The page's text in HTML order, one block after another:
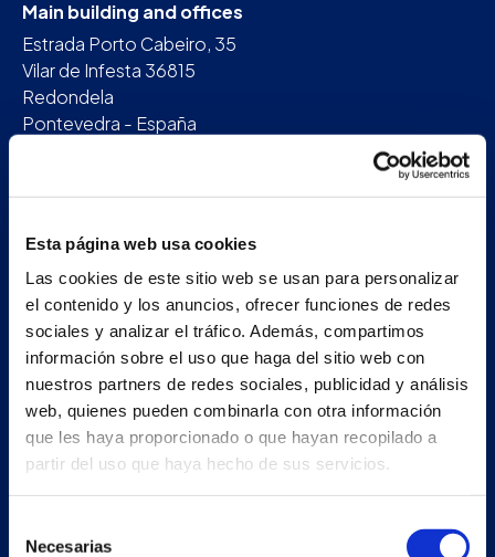
Esta página web usa cookies
Las cookies de este sitio web se usan para personalizar
el contenido y los anuncios, ofrecer funciones de redes
sociales y analizar el tráfico. Además, compartimos
información sobre el uso que haga del sitio web con
nuestros partners de redes sociales, publicidad y análisis
web, quienes pueden combinarla con otra información
que les haya proporcionado o que hayan recopilado a
partir del uso que haya hecho de sus servicios.
Necesarias
Main building and offices
Estrada Porto Cabeiro, 35
Vilar de Infesta 36815
Redondela
Pontevedra - España